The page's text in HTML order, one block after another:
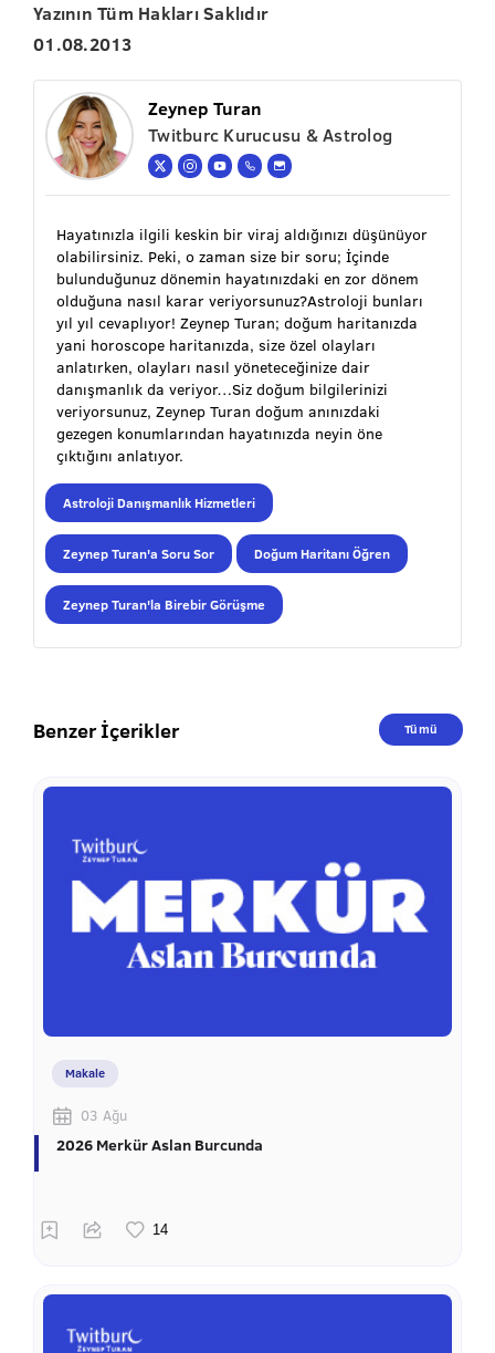
Yazının Tüm Hakları Saklıdır
01.08.2013
Zeynep Turan
Twitburc Kurucusu & Astrolog
Hayatınızla ilgili keskin bir viraj aldığınızı düşünüyor
olabilirsiniz. Peki, o zaman size bir soru; İçinde
bulunduğunuz dönemin hayatınızdaki en zor dönem
olduğuna nasıl karar veriyorsunuz?Astroloji bunları
yıl yıl cevaplıyor! Zeynep Turan; doğum haritanızda
yani horoscope haritanızda, size özel olayları
anlatırken, olayları nasıl yöneteceğinize dair
danışmanlık da veriyor…Siz doğum bilgilerinizi
veriyorsunuz, Zeynep Turan doğum anınızdaki
gezegen konumlarından hayatınızda neyin öne
çıktığını anlatıyor.
Astroloji Danışmanlık Hizmetleri
Zeynep Turan'a Soru Sor Doğum Haritanı Öğren
Zeynep Turan'la Birebir Görüşme
Benzer İçerikler Tümü
Makale
03 Ağu
2026 Merkür Aslan Burcunda